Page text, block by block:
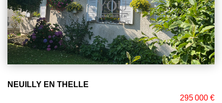
NEUILLY EN THELLE
295 000 €